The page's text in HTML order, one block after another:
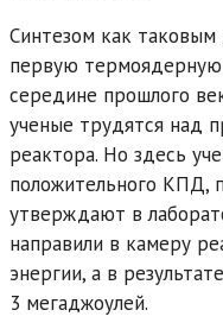
Синтезом как
первую
середине прошлого
ученые трудятся над
реактора. Но здесь
положительного КПД,
утверждают в
направили в камеру
энергии, а в
3 мегаджоулей.